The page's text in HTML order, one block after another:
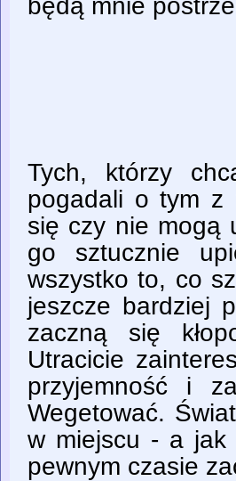
będą mnie
Tych, którzy
pogadali o tym z
się czy nie mogą
go sztucznie
wszystko to, co
jeszcze bardziej
zaczną się
Utracicie
przyjemność i
Wegetować.
w miejscu - a jak
pewnym czasie